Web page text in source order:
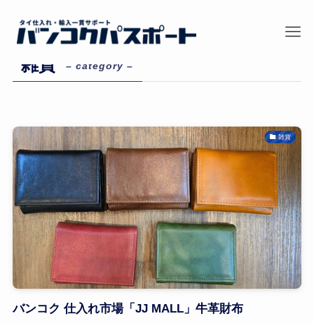
雑貨 – category –
雑貨
バンコク 仕入れ市場「JJ MALL」牛革財布